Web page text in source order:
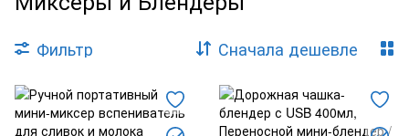
Фильтр Сначала дешевле